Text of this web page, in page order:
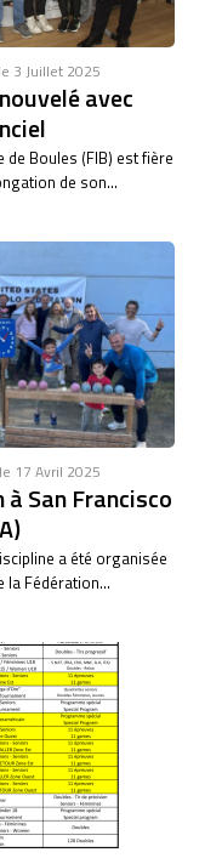
3 Juillet 2025
avec
Boules (FIB) est fière
de son...
17 Avril 2025
San Francisco
a été organisée
la Fédération...